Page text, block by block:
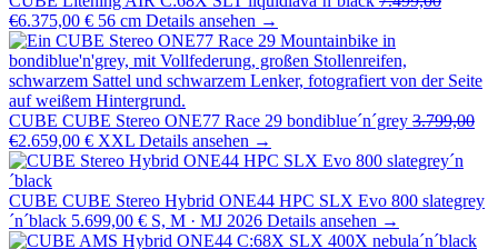
€6.375,00 € 56 cm Details ansehen →
CUBE CUBE Stereo ONE77 Race 29 bondiblue´n´grey 3.799,00
€2.659,00 € XXL Details ansehen →
CUBE CUBE Stereo Hybrid ONE44 HPC SLX Evo 800 slategrey
´n´black 5.699,00 € S, M · MJ 2026 Details ansehen →